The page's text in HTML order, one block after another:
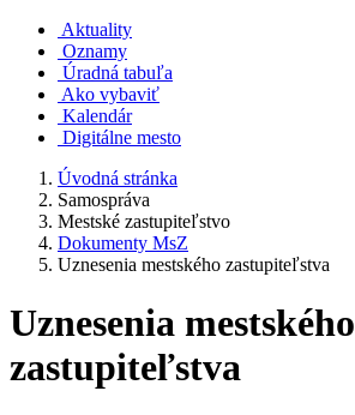
Aktuality
Oznamy
Úradná tabuľa
Ako vybaviť
Kalendár
Digitálne mesto
Úvodná stránka
Samospráva
Mestské zastupiteľstvo
Dokumenty MsZ
Uznesenia mestského zastupiteľstva
Uznesenia mestského
zastupiteľstva